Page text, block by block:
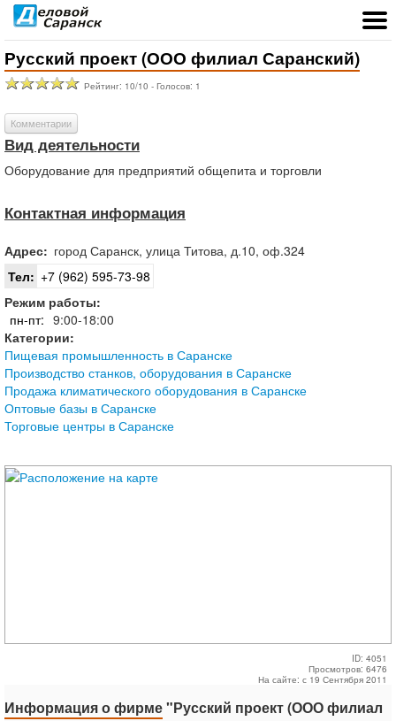
Русский проект (ООО филиал Саранский)
Рейтинг: 10/10 - Голосов: 1
Комментарии
Вид деятельности
Оборудование для предприятий общепита и торговли
Контактная информация
Адрес: город Саранск, улица Титова, д.10, оф.324
Тел: +7 (962) 595-73-98
Режим работы:
пн-пт: 9:00-18:00
Категории:
Пищевая промышленность в Саранске
Производство станков, оборудования в Саранске
Продажа климатического оборудования в Саранске
Оптовые базы в Саранске
Торговые центры в Саранске
ID: 4051
Просмотров: 6476
На сайте: с 19 Сентября 2011
Информация о фирме"Русский проект (ООО филиал